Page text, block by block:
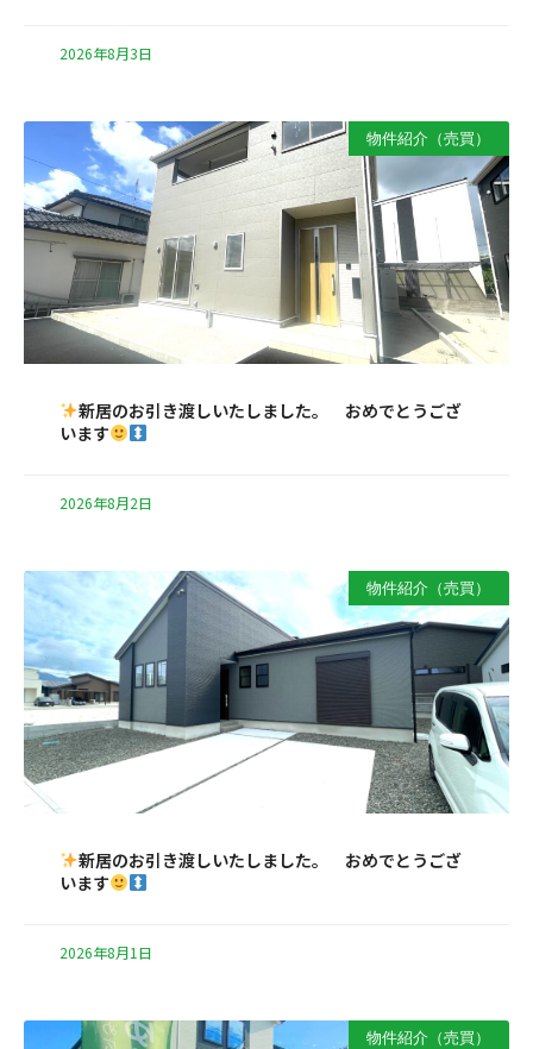
2026年8月3日
物件紹介（売買）
新居のお引き渡しいたしました。 おめでとうござ
います
2026年8月2日
物件紹介（売買）
新居のお引き渡しいたしました。 おめでとうござ
います
2026年8月1日
物件紹介（売買）